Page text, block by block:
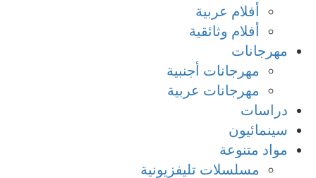
أفلام عربية
أفلام وثائقية
مهرجانات
مهرجانات أجنبية
مهرجانات عربية
دراسات
سينمائيون
مواد متنوعة
مسلسلات تليفزيونية